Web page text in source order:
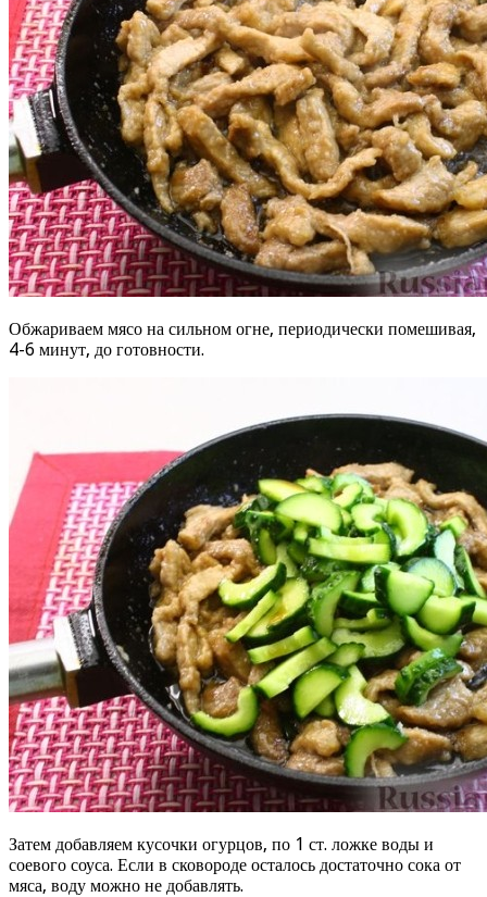
Обжариваем мясо на сильном огне, периодически помешивая,
4-6 минут, до готовности.
Затем добавляем кусочки огурцов, по 1 ст. ложке воды и
соевого соуса. Если в сковороде осталось достаточно сока от
мяса, воду можно не добавлять.